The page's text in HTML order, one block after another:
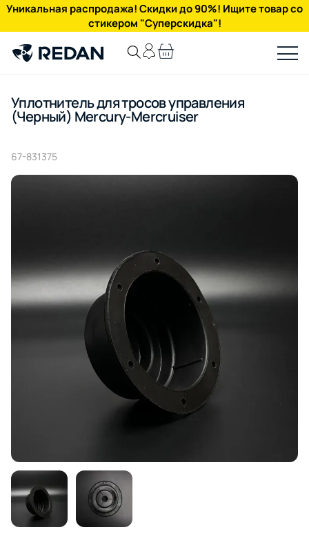
Уникальная распродажа! Скидки до 90%! Ищите товар со
стикером "Суперскидка"!
Уплотнитель для тросов управления
(Черный) Mercury-Mercruiser
67-831375